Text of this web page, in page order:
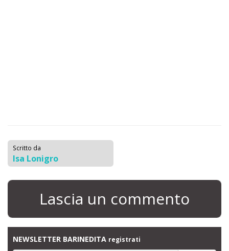
Scritto da
Isa Lonigro
Lascia un commento
NEWSLETTER BARINEDITA registrati